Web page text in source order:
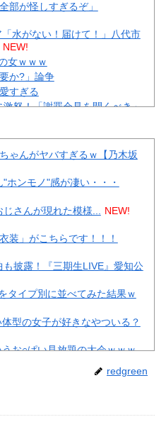
部が怪しすぎるぞ」
「水がない！届けて！」八代市
NEW!
女ｗｗｗ
か?」論争
すぎる
怒！「謝罪会見を開くべき」
女ｗｗｗ
ゃんがヤバすぎるｗ【乃木坂
ホンモノ"感が凄い・・・
さんが現れた模様...
NEW!
装」がこちらです！！！
も披露！『三期生LIVE』愛知公
タイプ別に並べてみた結果ｗ
型の女子が好きなやついる？
お○ぱい見放題の大会ｗｗｗ
ハーで無防備パ○チラ
NEW!
redgreen